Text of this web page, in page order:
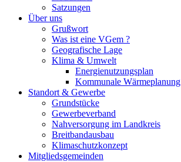
Satzungen
Über uns
Grußwort
Was ist eine VGem ?
Geografische Lage
Klima & Umwelt
Energienutzungsplan
Kommunale Wärmeplanung
Standort & Gewerbe
Grundstücke
Gewerbeverband
Nahversorgung im Landkreis
Breitbandausbau
Klimaschutzkonzept
Mitgliedsgemeinden